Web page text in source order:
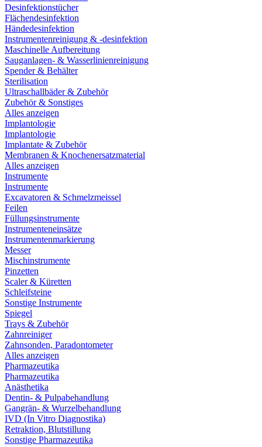
Desinfektionstücher
Flächendesinfektion
Händedesinfektion
Instrumentenreinigung & -desinfektion
Maschinelle Aufbereitung
Sauganlagen- & Wasserlinienreinigung
Spender & Behälter
Sterilisation
Ultraschallbäder & Zubehör
Zubehör & Sonstiges
Alles anzeigen
Implantologie
Implantologie
Implantate & Zubehör
Membranen & Knochenersatzmaterial
Alles anzeigen
Instrumente
Instrumente
Excavatoren & Schmelzmeissel
Feilen
Füllungsinstrumente
Instrumenteneinsätze
Instrumentenmarkierung
Messer
Mischinstrumente
Pinzetten
Scaler & Küretten
Schleifsteine
Sonstige Instrumente
Spiegel
Trays & Zubehör
Zahnreiniger
Zahnsonden, Paradontometer
Alles anzeigen
Pharmazeutika
Pharmazeutika
Anästhetika
Dentin- & Pulpabehandlung
Gangrän- & Wurzelbehandlung
IVD (In Vitro Diagnostika)
Retraktion, Blutstillung
Sonstige Pharmazeutika